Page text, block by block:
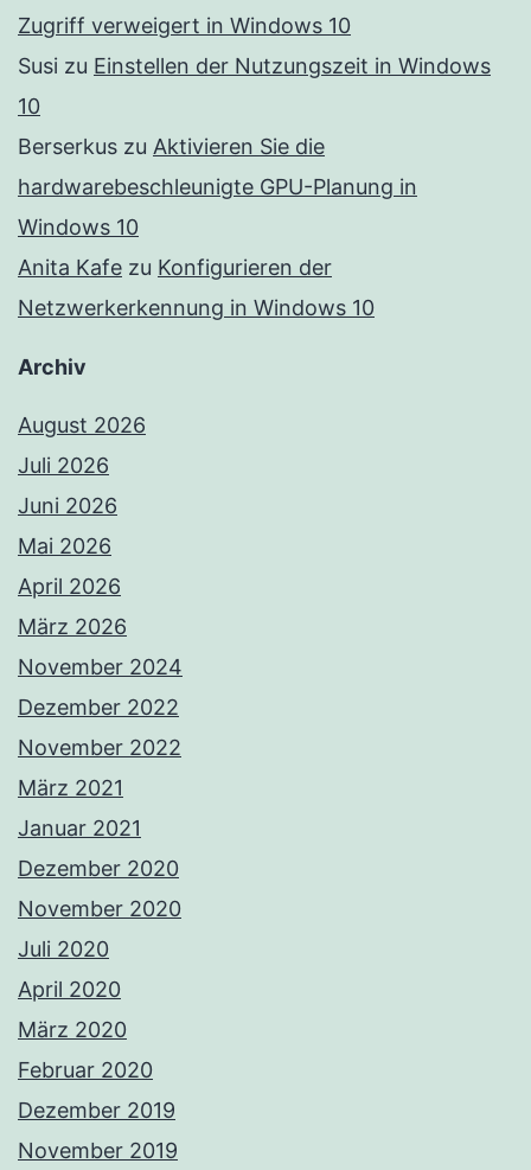
Zugriff verweigert in Windows 10
Susi zu Einstellen der Nutzungszeit in Windows
10
Berserkus zu Aktivieren Sie die
hardwarebeschleunigte GPU-Planung in
Windows 10
Anita Kafe zu Konfigurieren der
Netzwerkerkennung in Windows 10
Archiv
August 2026
Juli 2026
Juni 2026
Mai 2026
April 2026
März 2026
November 2024
Dezember 2022
November 2022
März 2021
Januar 2021
Dezember 2020
November 2020
Juli 2020
April 2020
März 2020
Februar 2020
Dezember 2019
November 2019